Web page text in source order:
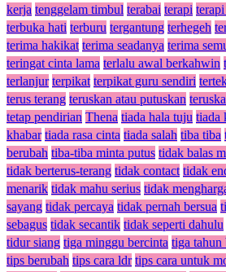
kerja tenggelam timbul terabai terapi
terbuka hati terburu tergantung terhegeh
terima hakikat terima seadanya terima
teringat cinta lama terlalu awal berkahwin
terlanjur terpikat terpikat guru sendiri
terus terang teruskan atau putuskan
tetap pendirian Thena tiada hala tuju tiada
khabar tiada rasa cinta tiada salah tiba tiba
berubah tiba-tiba minta putus tidak balas
tidak berterus-terang tidak contact tidak
menarik tidak mahu serius tidak
sayang tidak percaya tidak pernah bersua
sebagus tidak secantik tidak seperti dahulu
tidur siang tiga minggu bercinta tiga tahun
tips berubah tips cara ldr tips cara untuk